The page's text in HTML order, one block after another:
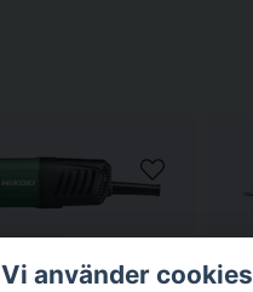
Vi använder cookies